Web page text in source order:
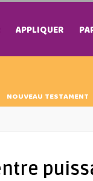
APPLIQUER
NOUVEAU TESTAMENT